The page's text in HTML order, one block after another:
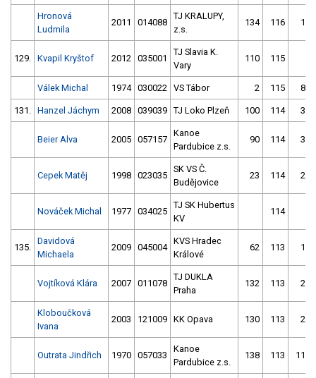
Hronová
Ludmila
2011 014088
TJ KRALUPY,
z.s.
134 116 14
129. Kvapil Kryštof 2012 035001
TJ Slavia K.
Vary
110 115
Válek Michal 1974 030022 VS Tábor 2 115 86
131. Hanzel Jáchym 2008 039039 TJ Loko Plzeň 100 114 35
Beier Alva 2005 057157
Kanoe
Pardubice z.s.
90 114 30
Cepek Matěj 1998 023035
SK VS Č.
Budějovice
23 114 28
Nováček Michal 1977 034025
TJ SK Hubertus
KV
114
135.
Davidová
Michaela
2009 045004
KVS Hradec
Králové
62 113 17
Vojtíková Klára 2007 011078
TJ DUKLA
Praha
132 113 26
Kloboučková
Ivana
2003 121009 KK Opava 130 113 21
Outrata Jindřich 1970 057033
Kanoe
Pardubice z.s.
138 113 111